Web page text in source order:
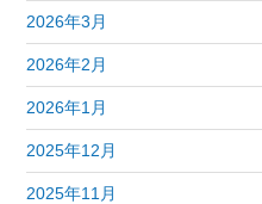
2026年3月
2026年2月
2026年1月
2025年12月
2025年11月